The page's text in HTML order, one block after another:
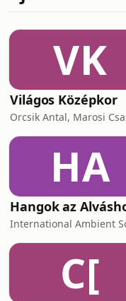
modell a
YURKOV
Stíluserő c.
Yurkov
VK
Világos Középkor
Orcsik Antal, Marosi
HA
Hangok az
C[